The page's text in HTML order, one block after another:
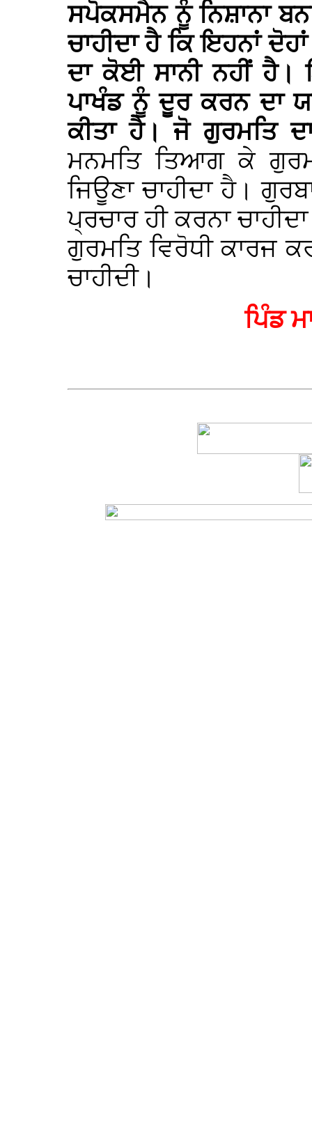
ਸਪੋਕਸਮੈਨ ਨੂੰ ਨਿਸ਼ਾਨਾ
ਚਾਹੀਦਾ ਹੈ ਕਿ ਇਹਨਾਂ
ਦਾ ਕੋਈ ਸਾਨੀ ਨਹੀਂ
ਪਾਖੰਡ ਨੂੰ ਦੂਰ ਕਰਨ ਦਾ
ਕੀਤਾ ਹੈ। ਜੋ ਗੁਰਮਤਿ
ਮਨਮਤਿ ਤਿਆਗ ਕੇ
ਜਿਊਣਾ ਚਾਹੀਦਾ ਹੈ।
ਪ੍ਰਚਾਰ ਹੀ ਕਰਨਾ
ਗੁਰਮਤਿ ਵਿਰੋਧੀ ਕਾਰਜ
ਚਾਹੀਦੀ।
ਪਿੰਡ